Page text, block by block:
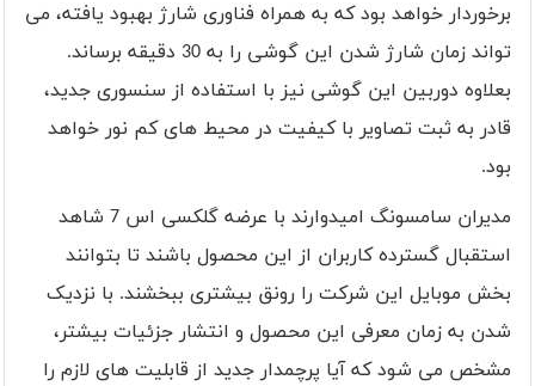
برخوردار خواهد بود که به همراه فناوری شارژ بهبود یافته، می
تواند زمان شارژ شدن این گوشی را به 30 دقیقه برساند.
بعلاوه دوربین این گوشی نیز با استفاده از سنسوری جدید،
قادر به ثبت تصاویر با کیفیت در محیط های کم نور خواهد
بود.
مدیران سامسونگ امیدوارند با عرضه گلکسی اس 7 شاهد
استقبال گسترده کاربران از این محصول باشند تا بتوانند
بخش موبایل این شرکت را رونق بیشتری ببخشند. با نزدیک
شدن به زمان معرفی این محصول و انتشار جزئیات بیشتر،
مشخص می شود که آیا پرچمدار جدید از قابلیت های لازم را